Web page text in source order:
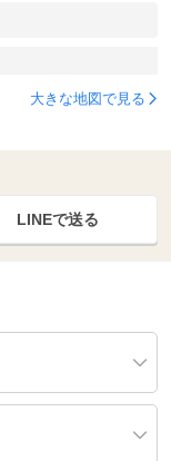
大きな地図で見る
LINEで送る